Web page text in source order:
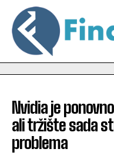
Nvidia je
ali tržište sada
problema